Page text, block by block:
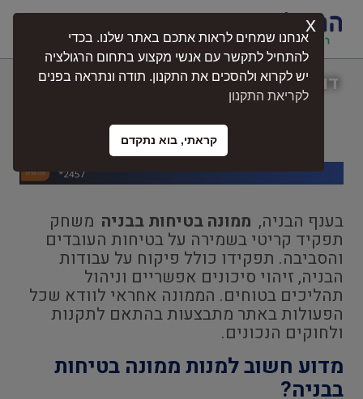
דואגים לבטיחות הארגון – מהבדיקות ועד
בענף הבניה, ממונה בטיחות בבניה משחק
תפקיד קריטי בשמירה על בטיחות העובדים
והסביבה. תפקידו כולל פיקוח על עבודות
הבניה, זיהוי סיכונים אפשריים וניהול
תהליכים בטוחים. הממונה אחראי לוודא שכל
הפעולות באתר מתבצעות בהתאם לתקנות
ולחוקים הנכונים.
מדוע חשוב למנות ממונה בטיחות
בבניה?
אנחנו שמחים לראות אתכם באתר שלנו. בכדי
להתחיל לתקשר עם אנשי מקצוע בתחום הרגולציה
יש לקרוא ולהסכים את התקנון. תודה ונתראה בפנים
לקריאת התקנון
קראתי, בוא נתקדם
x